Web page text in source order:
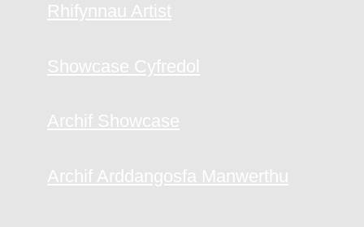
Rhifynnau Artist
Showcase Cyfredol
Archif Showcase
Archif Arddangosfa Manwerthu